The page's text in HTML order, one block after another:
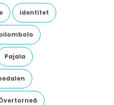
identitet
Pajala